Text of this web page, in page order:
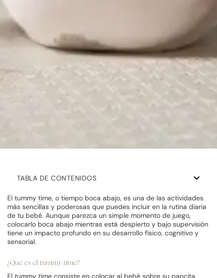
TABLA DE CONTENIDOS
El tummy time, o tiempo boca abajo, es una de las actividades
más sencillas y poderosas que puedes incluir en la rutina diaria
de tu bebé. Aunque parezca un simple momento de juego,
colocarlo boca abajo mientras está despierto y bajo supervisión
tiene un impacto profundo en su desarrollo físico, cognitivo y
sensorial.
¿Qué es el tummy time?
El tummy timeconsiste en colocar al bebé sobre su pancita